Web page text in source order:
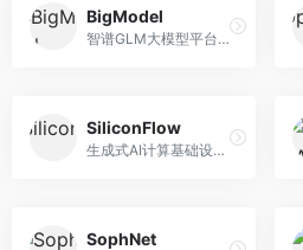
BigModel
智谱GLM大模型平台，提供API调用与模型服务。面向开发者和企业用户，提供GLM系列模型API、微调服务、应用开发工具等，开源生态完善。
SiliconFlow
生成式AI计算基础设施平台，专注于模型推理服务。面向开发者和企业，提供多模型API、高性能推理、成本优化等服务，推理性价比高。
SophNet